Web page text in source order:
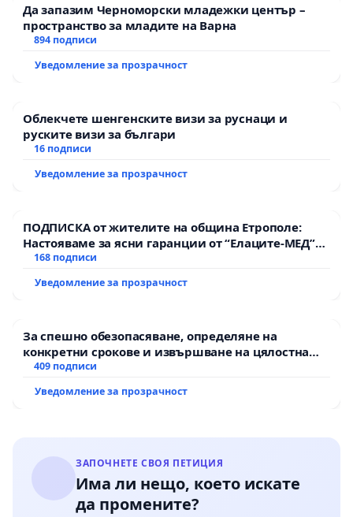
Да запазим Черноморски младежки център –
пространство за младите на Варна
894 подписи
Уведомление за прозрачност
Облекчете шенгенските визи за руснаци и
руските визи за българи
16 подписи
Уведомление за прозрачност
ПОДПИСКА от жителите на община Етрополе:
Настояваме за ясни гаранции от “Елаците-МЕД”
АД и от държавата, че ще се изпълнят всички
168 подписи
Уведомление за прозрачност
За спешно обезопасяване, определяне на
конкретни срокове и извършване на цялостна
рехабилитация на републиканския път между
Мирово - к.к. Момин проход
409 подписи
Уведомление за прозрачност
ЗАПОЧНЕТЕ СВОЯ ПЕТИЦИЯ
Има ли нещо, което искате
да промените?